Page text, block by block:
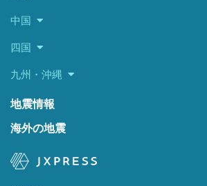
中国
四国
九州・沖縄
地震情報
海外の地震